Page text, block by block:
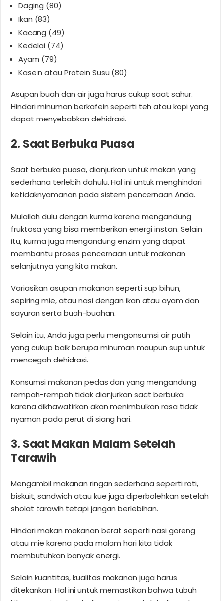
Daging (80)
Ikan (83)
Kacang (49)
Kedelai (74)
Ayam (79)
Kasein atau Protein Susu (80)
Asupan buah dan air juga harus cukup saat sahur.
Hindari minuman berkafein seperti teh atau kopi yang
dapat menyebabkan dehidrasi.
2. Saat Berbuka Puasa
Saat berbuka puasa, dianjurkan untuk makan yang
sederhana terlebih dahulu. Hal ini untuk menghindari
ketidaknyamanan pada sistem pencernaan Anda.
Mulailah dulu dengan kurma karena mengandung
fruktosa yang bisa memberikan energi instan. Selain
itu, kurma juga mengandung enzim yang dapat
membantu proses pencernaan untuk makanan
selanjutnya yang kita makan.
Variasikan asupan makanan seperti sup bihun,
sepiring mie, atau nasi dengan ikan atau ayam dan
sayuran serta buah-buahan.
Selain itu, Anda juga perlu mengonsumsi air putih
yang cukup baik berupa minuman maupun sup untuk
mencegah dehidrasi.
Konsumsi makanan pedas dan yang mengandung
rempah-rempah tidak dianjurkan saat berbuka
karena dikhawatirkan akan menimbulkan rasa tidak
nyaman pada perut di siang hari.
3. Saat Makan Malam Setelah
Tarawih
Mengambil makanan ringan sederhana seperti roti,
biskuit, sandwich atau kue juga diperbolehkan setelah
sholat tarawih tetapi jangan berlebihan.
Hindari makan makanan berat seperti nasi goreng
atau mie karena pada malam hari kita tidak
membutuhkan banyak energi.
Selain kuantitas, kualitas makanan juga harus
ditekankan. Hal ini untuk memastikan bahwa tubuh